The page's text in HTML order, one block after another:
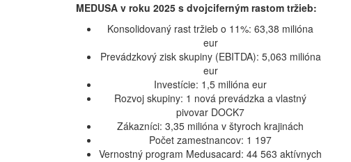
MEDUSA v roku 2025 s dvojciferným rastom tržieb:
Konsolidovaný rast tržieb o 11%: 63,38 milióna
eur
Prevádzkový zisk skupiny (EBITDA): 5,063 milióna
eur
Investície: 1,5 milióna eur
Rozvoj skupiny: 1 nová prevádzka a vlastný
pivovar DOCK7
Zákazníci: 3,35 milióna v štyroch krajinách
Počet zamestnancov: 1 197
Vernostný program Medusacard: 44 563 aktívnych